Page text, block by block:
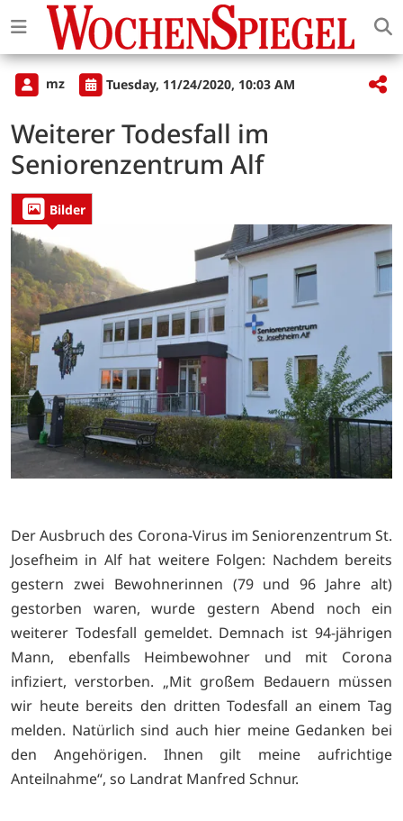
mz Tuesday, 11/24/2020, 10:03 AM
Weiterer Todesfall im
Seniorenzentrum Alf
Bilder
Der Ausbruch des Corona-Virus im Seniorenzentrum St.
Josefheim in Alf hat weitere Folgen: Nachdem bereits
gestern zwei Bewohnerinnen (79 und 96 Jahre alt)
gestorben waren, wurde gestern Abend noch ein
weiterer Todesfall gemeldet. Demnach ist 94-jährigen
Mann, ebenfalls Heimbewohner und mit Corona
infiziert, verstorben. „Mit großem Bedauern müssen
wir heute bereits den dritten Todesfall an einem Tag
melden. Natürlich sind auch hier meine Gedanken bei
den Angehörigen. Ihnen gilt meine aufrichtige
Anteilnahme“, so Landrat Manfred Schnur.